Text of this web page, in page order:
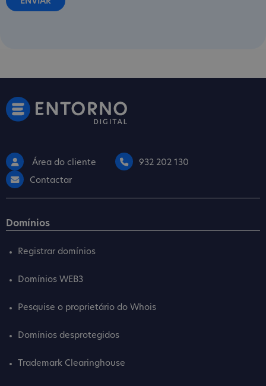
Área do cliente
932 202 130
Contactar
Domínios
Registrar domínios
Domínios WEB3
Pesquise o proprietário do Whois
Domínios desprotegidos
Trademark Clearinghouse